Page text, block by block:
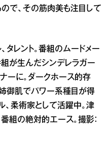
で、その筋肉美も注目して
レント。番組のムードメー
が生んだシンデレラガー
ーに。ダークホース的存
御肌でパワー系種目が得
柔術家として活躍中。津
組の絶対的エース。撮影：